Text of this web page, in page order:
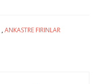
,ANKASTRE FIRINLAR